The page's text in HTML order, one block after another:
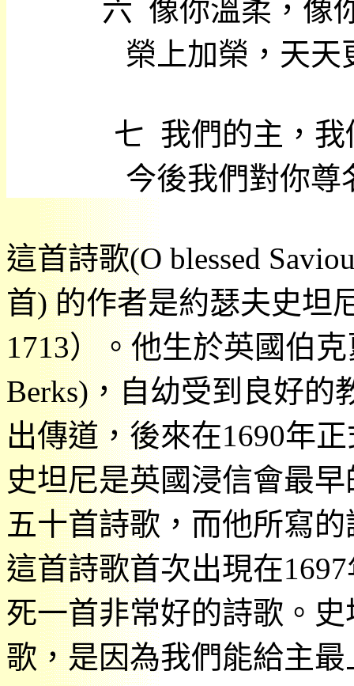
六 像你溫柔，像
榮上加榮，天天
七 我們的主，我
今後我們對你尊
這首詩歌(O blessed
首)的作者是約瑟夫史坦
1713）。他生於英國伯
Berks)，自幼受到良好的
出傳道，後來在1690年
史坦尼是英國浸信會最
五十首詩歌，而他所寫
這首詩歌首次出現在1697
死一首非常好的詩歌。
歌，是因為我們能給主